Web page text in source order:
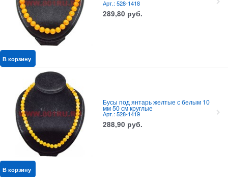
Арт.: 528-1418
289,80 руб.
В корзину
Бусы под янтарь желтые с белым 10
мм 50 см круглые
Арт.: 528-1419
288,90 руб.
В корзину